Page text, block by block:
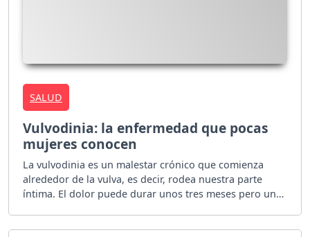
SALUD
Vulvodinia: la enfermedad que pocas
mujeres conocen
La vulvodinia es un malestar crónico que comienza
alrededor de la vulva, es decir, rodea nuestra parte
íntima. El dolor puede durar unos tres meses pero uno